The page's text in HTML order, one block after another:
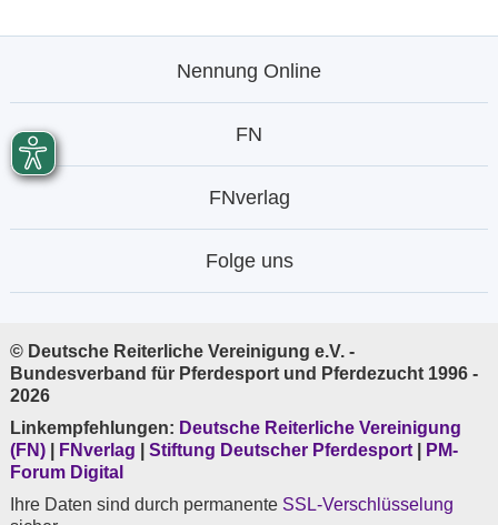
Nennung Online
FN
FNverlag
Folge uns
© Deutsche Reiterliche Vereinigung e.V. -
Bundesverband für Pferdesport und Pferdezucht 1996 -
2026
Linkempfehlungen: Deutsche Reiterliche Vereinigung
(FN)
FNverlag Stiftung Deutscher Pferdesport
PM-
Forum Digital
Ihre Daten sind durch permanente SSL-Verschlüsselung